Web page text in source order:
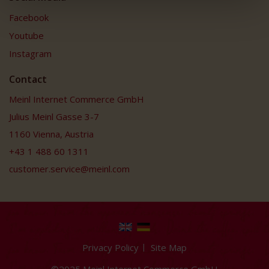
Facebook
Youtube
Instagram
Contact
Meinl Internet Commerce GmbH
Julius Meinl Gasse 3-7
1160 Vienna, Austria
+43 1 488 60 1311
customer.service@meinl.com
Privacy Policy
Site Map